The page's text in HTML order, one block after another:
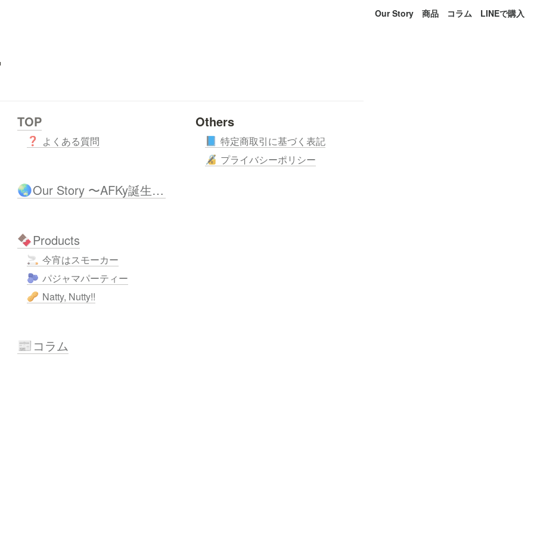
Our Story 商品 コラム LINEで購入
TOP
❓ よくある質問
🌏 Our Story 〜AFKy誕生秘話〜
🍫Products
🚬 今宵はスモーカー
🫐 パジャマパーティー
🥜 Natty, Nutty!!
📰 コラム
Others
📘 特定商取引に基づく表記
🔏 プライバシーポリシー